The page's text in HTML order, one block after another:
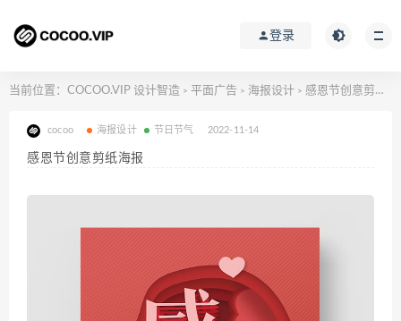
登录
当前位置： COCOO.VIP 设计智造 > 平面广告 > 海报设计 > 感恩节创意剪纸海报
cocoo 海报设计 节日节气 2022-11-14
感恩节创意剪纸海报